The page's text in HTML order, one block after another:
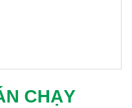
CHẠY